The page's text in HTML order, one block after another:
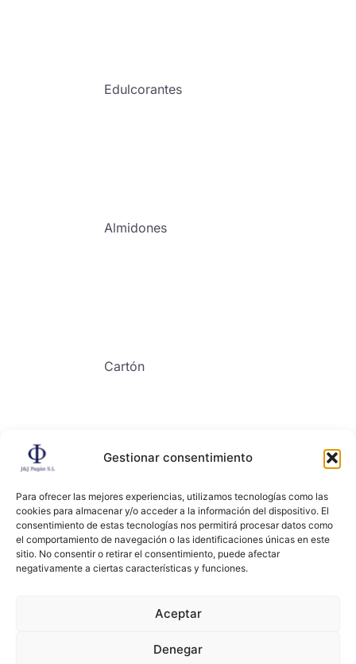
Gestionar consentimiento
Para ofrecer las mejores experiencias, utilizamos tecnologías como las
cookies para almacenar y/o acceder a la información del dispositivo. El
consentimiento de estas tecnologías nos permitirá procesar datos como
el comportamiento de navegación o las identificaciones únicas en este
sitio. No consentir o retirar el consentimiento, puede afectar
negativamente a ciertas características y funciones.
Aceptar
Denegar
Edulcorantes
Almidones
Cartón
Copyright ©2024, All right reserved. JYJ PAGAN